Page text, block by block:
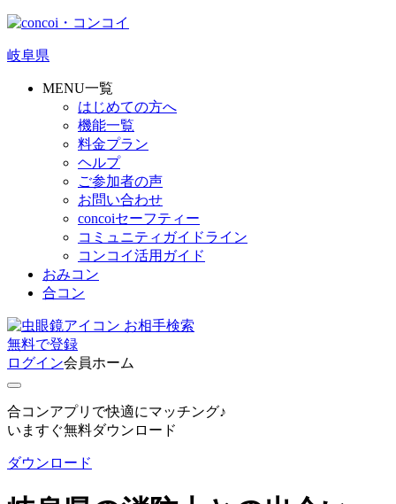
岐阜県
MENU一覧
はじめての方へ
機能一覧
料金プラン
ヘルプ
ご参加者の声
お問い合わせ
concoiセーフティー
コミュニティガイドライン
コンコイ活用ガイド
おみコン
合コン
お相手検索
無料で登録
ログイン会員ホーム
合コンアプリで快適にマッチング♪
いますぐ無料ダウンロード
ダウンロード